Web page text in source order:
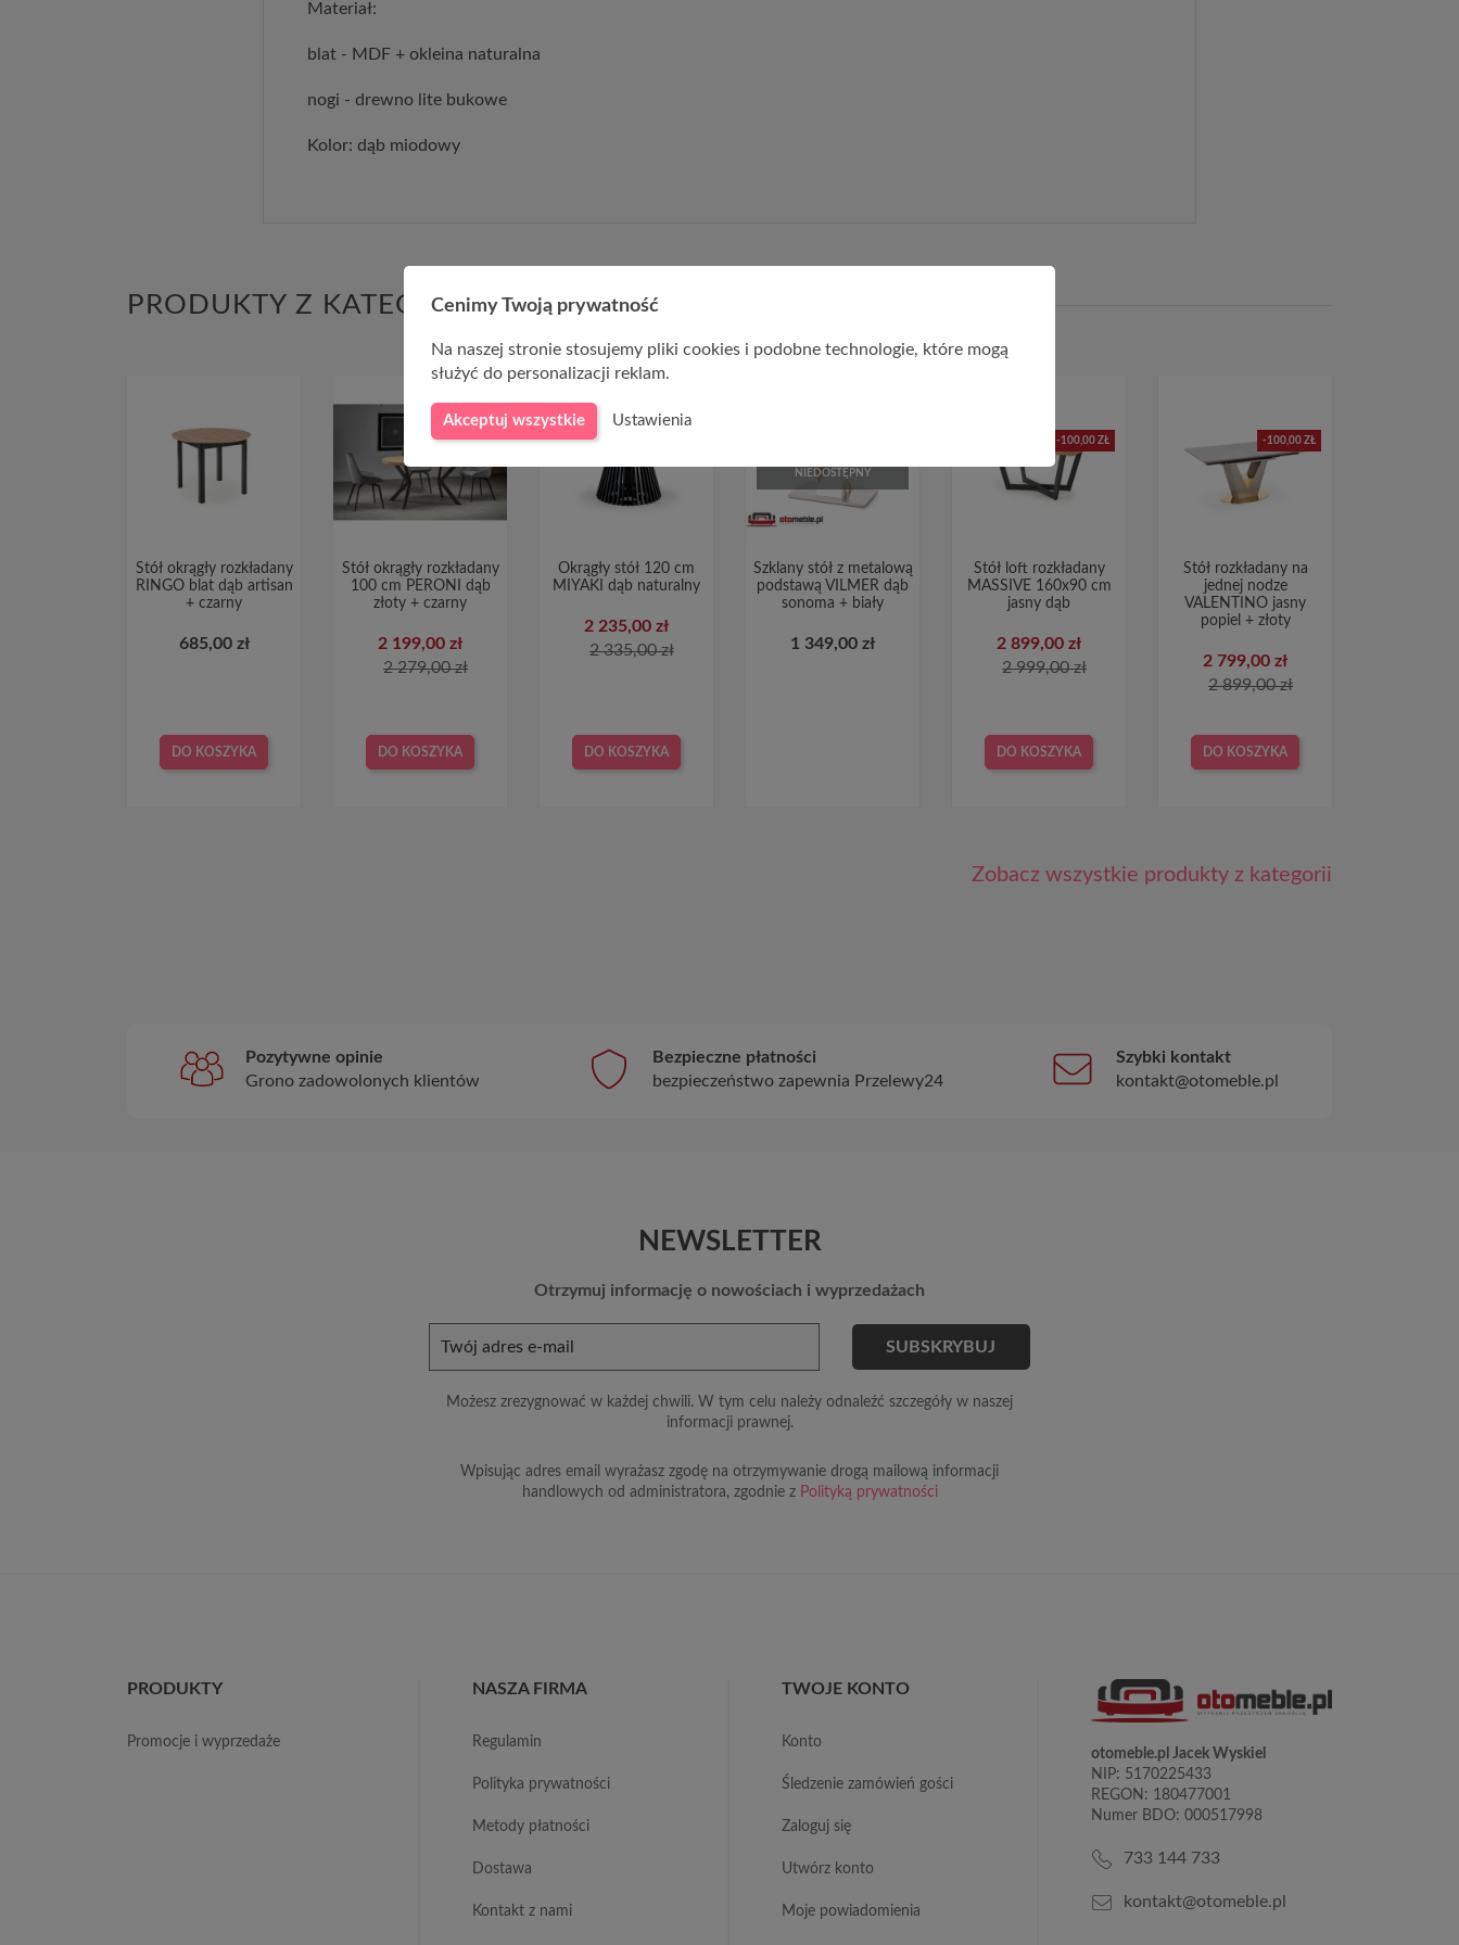
Materiał:
blat - MDF + okleina naturalna
nogi - drewno lite bukowe
Kolor: dąb miodowy
PRODUKTY Z KATEGORII
Stół okrągły rozkładany
RINGO blat dąb artisan
+ czarny
685,00 zł
DO KOSZYKA
-80,00 ZŁ
Stół okrągły rozkładany
100 cm PERONI dąb
złoty + czarny
2 199,00 zł
2 279,00 zł
DO KOSZYKA
Okrągły stół 120 cm
MIYAKI dąb naturalny
2 235,00 zł
2 335,00 zł
DO KOSZYKA
NIEDOSTĘPNY
Szklany stół z metalową
podstawą VILMER dąb
sonoma + biały
1 349,00 zł
-100,00 ZŁ
Stół loft rozkładany
MASSIVE 160x90 cm
jasny dąb
2 899,00 zł
2 999,00 zł
DO KOSZYKA
-100,00 ZŁ
Stół rozkładany na
jednej nodze
VALENTINO jasny
popiel + złoty
2 799,00 zł
2 899,00 zł
DO KOSZYKA
Zobacz wszystkie produkty z kategorii
Pozytywne opinie
Grono zadowolonych klientów
Bezpieczne płatności
bezpieczeństwo zapewnia Przelewy24
Szybki kontakt
kontakt@otomeble.pl
NEWSLETTER
Otrzymuj informację o nowościach i wyprzedażach
Możesz zrezygnować w każdej chwili. W tym celu należy odnaleźć szczegóły w naszej
informacji prawnej.
Wpisując adres email wyrażasz zgodę na otrzymywanie drogą mailową informacji
handlowych od administratora, zgodnie z Polityką prywatności
PRODUKTY
promocje i wyprzedaże
NASZA FIRMA
regulamin
polityka prywatności
metody płatności
dostawa
kontakt z nami
TWOJE KONTO
konto
śledzenie zamówień gości
zaloguj się
utwórz konto
moje powiadomienia
otomeble.pl Jacek Wyskiel
NIP: 5170225433
REGON: 180477001
Numer BDO: 000517998
733 144 733
kontakt@otomeble.pl
Cenimy Twoją prywatność
Na naszej stronie stosujemy pliki cookies i podobne technologie, które mogą
służyć do personalizacji reklam.
Akceptuj wszystkie Ustawienia